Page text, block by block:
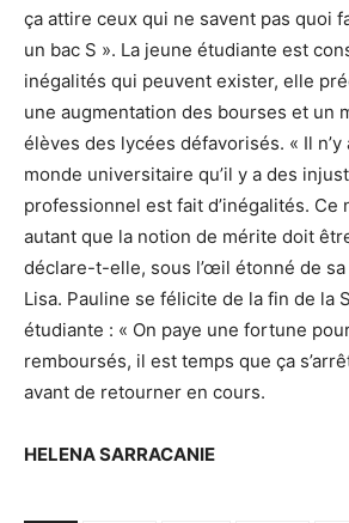
ça attire ceux qui ne savent pas quoi
un bac S ». La jeune étudiante est
inégalités qui peuvent exister, elle
une augmentation des bourses et un
élèves des lycées défavorisés. « Il n’y
monde universitaire qu’il y a des
professionnel est fait d’inégalités. Ce
autant que la notion de mérite doit
déclare-t-elle, sous l’œil étonné de
Lisa. Pauline se félicite de la fin de la
étudiante : « On paye une fortune
remboursés, il est temps que ça
avant de retourner en cours.
HELENA SARRACANIE